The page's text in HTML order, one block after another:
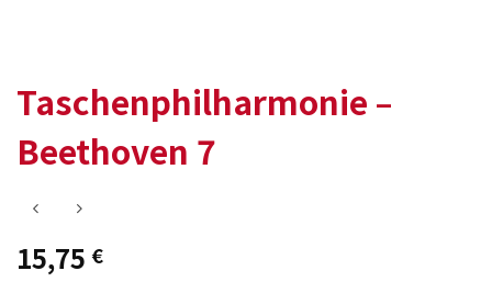
Taschenphilharmonie –
Beethoven 7
15,75 €